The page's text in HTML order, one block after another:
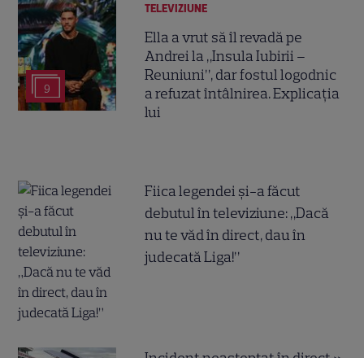
9
TELEVIZIUNE
Ella a vrut să îl revadă pe
Andrei la „Insula Iubirii –
Reuniuni”, dar fostul logodnic
a refuzat întâlnirea. Explicația
lui
Fiica legendei și-a făcut
debutul în televiziune: „Dacă
nu te văd în direct, dau în
judecată Liga!”